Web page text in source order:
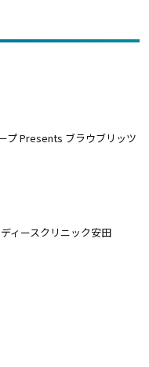
プ Presents ブラウブリッツ
ィースクリニック安田